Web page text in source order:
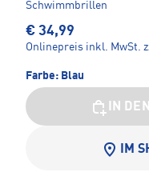
Schwimmbrillen
€ 34,99
Onlinepreis inkl. MwSt.
Farbe: Blau
IN
IM